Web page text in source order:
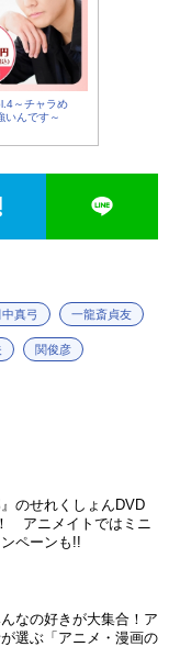
～チャラめ
いんです～
中真弓 一龍斎貞友
関俊彦
のせれくしょんDVD
アニメイトではミニ
ペーンも!!
なの好きが大集合！ア
選ぶ「アニメ・漫画の